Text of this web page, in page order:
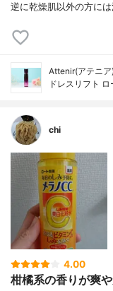
逆に乾燥肌以外の方に
Attenir(アテニア)
ドレスリフト
chi
4.00
柑橘系の香りが爽